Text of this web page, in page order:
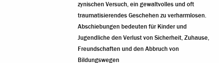
zynischen Versuch, ein gewaltvolles und oft
traumatisierendes Geschehen zu verharmlosen.
Abschiebungen bedeuten für Kinder und
Jugendliche den Verlust von Sicherheit, Zuhause,
Freundschaften und den Abbruch von
Bildungswegen